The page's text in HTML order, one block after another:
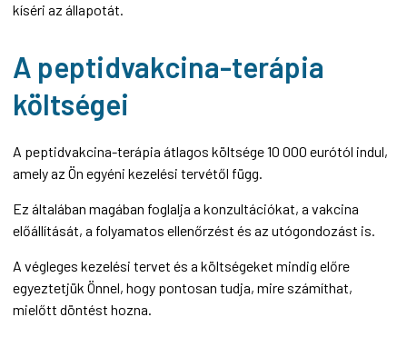
kíséri az állapotát.
A peptidvakcina-terápia
költségei
A peptidvakcina-terápia átlagos költsége 10 000 eurótól indul,
amely az Ön egyéni kezelési tervétől függ.
Ez általában magában foglalja a konzultációkat, a vakcina
előállítását, a folyamatos ellenőrzést és az utógondozást is.
A végleges kezelési tervet és a költségeket mindig előre
egyeztetjük Önnel, hogy pontosan tudja, mire számíthat,
mielőtt döntést hozna.